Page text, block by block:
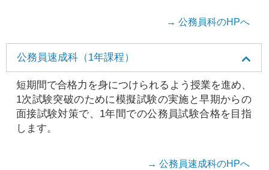
→ 公務員科のHPへ
公務員速成科（1年課程）
短期間で合格力を身につけられるよう授業を進め、
1次試験突破のために模擬試験の実施と早期からの
面接試験対策で、1年間での公務員試験合格を目指
します。
→ 公務員速成科のHPへ